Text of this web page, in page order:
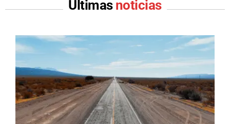
Últimas noticias